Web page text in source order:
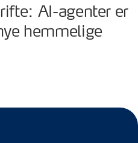
AI-agenter er
hemmelige